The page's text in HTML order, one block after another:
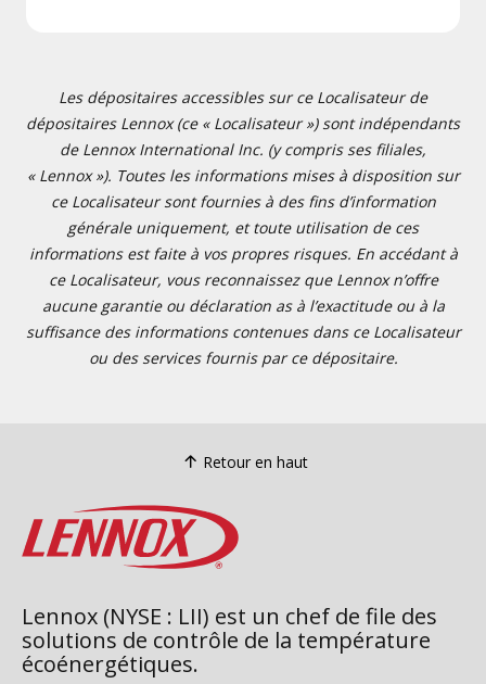
Les dépositaires accessibles sur ce Localisateur de
dépositaires Lennox (ce « Localisateur ») sont indépendants
de Lennox International Inc. (y compris ses filiales,
« Lennox »). Toutes les informations mises à disposition sur
ce Localisateur sont fournies à des fins d’information
générale uniquement, et toute utilisation de ces
informations est faite à vos propres risques. En accédant à
ce Localisateur, vous reconnaissez que Lennox n’offre
aucune garantie ou déclaration as à l’exactitude ou à la
suffisance des informations contenues dans ce Localisateur
ou des services fournis par ce dépositaire.
Retour en haut
Lennox (NYSE : LII) est un chef de file des
solutions de contrôle de la température
écoénergétiques.